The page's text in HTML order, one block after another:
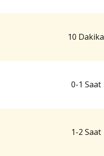
10 Dakika
0-1 Saat
1-2 Saat